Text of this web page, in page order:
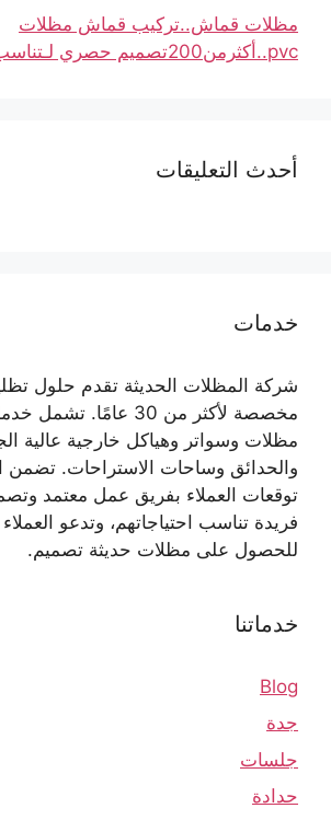
مظلات قماش..تركيب قماش مظلات
pvc..أكثرمن200تصميم حصري لـتناسب جميع الأذواق
أحدث التعليقات
خدمات
شركة المظلات الحديثة تقدم حلول
مخصصة لأكثر من 30 عامًا.
مظلات وسواتر وهياكل خارجية عالية
والحدائق وساحات الاستراحات. تضمن
توقعات العملاء بفريق عمل معتمد
فريدة تناسب احتياجاتهم، وتدعو
للحصول على مظلات حديثة تصميم.
خدماتنا
Blog
جدة
جلسات
حدادة